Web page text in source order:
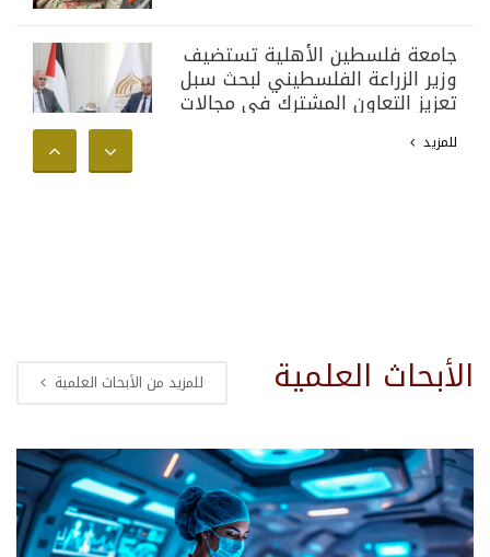
جامعة فلسطين الأهلية تستضيف
وزير الزراعة الفلسطيني لبحث سبل
تعزيز التعاون المشترك في مجالات
المجتمع الفلسطيني
للمزيد
الأبحاث العلمية للمزيد من الأبحاث العلمية